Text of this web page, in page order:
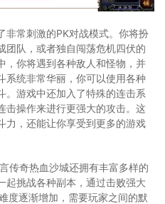
非常刺激的PK对战模式。你将扮
团队，或者独自闯荡危机四伏的
，你将遇到各种敌人和怪物，并
系统非常华丽，你可以使用各种
。游戏中还加入了特殊的连击系
击操作来进行更强大的攻击。这
力，还能让你享受到更多的游戏
传奇热血沙城还拥有丰富多样的
起挑战各种副本，通过击败强大
度逐渐增加，需要玩家之间的默